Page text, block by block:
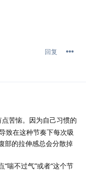
回复
苦恼。因为自己习惯的
致在这种节奏下每次吸
部的拉伸感总会分散掉
喘不过气”或者“这个节